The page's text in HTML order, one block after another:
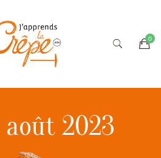
août 2023